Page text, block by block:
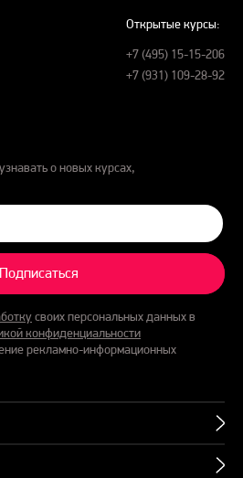
Открытые курсы:
+7 (495) 15-15-206
+7 (931) 109-28-92
о новых курсах,
Подписаться
своих персональных данных в
конфиденциальности
рекламно-информационных